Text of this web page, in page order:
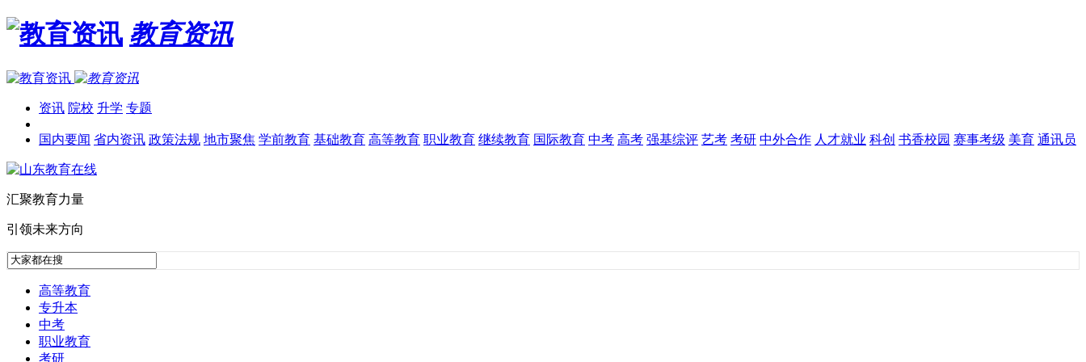
教育资讯
资讯 院校 升学 专题
国内要闻 省内资讯 政策法规 地市聚焦 学前教育 基础教育 高等教育 职业教育 继续教育 国际教育 中考 高考 强基综评 艺考 考研 中外合作 人才就业 科创 书香校园 赛事考级 美育 通讯员
汇聚教育力量
引领未来方向
高等教育
专升本
中考
职业教育
考研